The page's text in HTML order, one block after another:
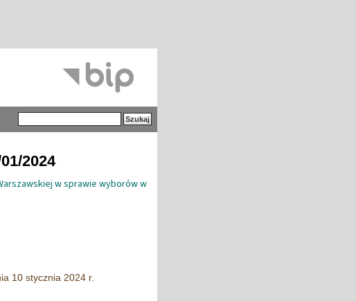
2024
w sprawie wyborów w
10 stycznia 2024 r.